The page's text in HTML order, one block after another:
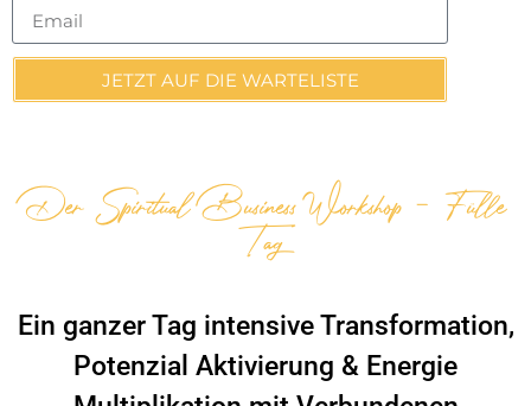
JETZT AUF DIE WARTELISTE
Der Spiritual Business Workshop - Fülle
Tag
Ein ganzer Tag intensive Transformation,
Potenzial Aktivierung & Energie